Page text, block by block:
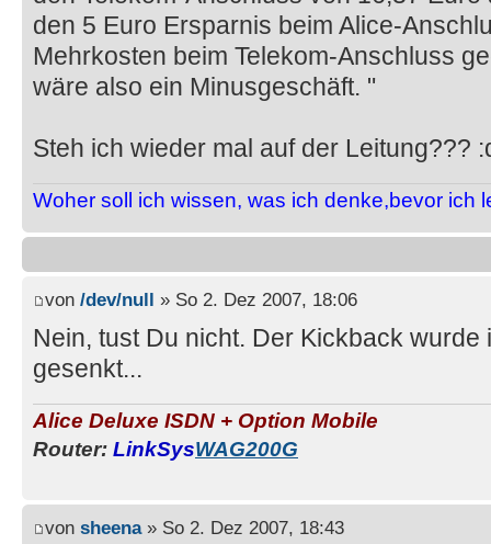
den 5 Euro Ersparnis beim Alice-
Mehrkosten beim Telekom-Anschluss
wäre also ein Minusgeschäft. "
Steh ich wieder mal auf der Leitung???
Woher soll ich wissen, was ich denke,bevor ich
von /dev/null » So 2. Dez 2007, 18:06
Nein, tust Du nicht. Der Kickback
gesenkt...
Alice Deluxe ISDN + Option Mobile
Router: LinkSysWAG200G
von sheena» So 2. Dez 2007, 18:43